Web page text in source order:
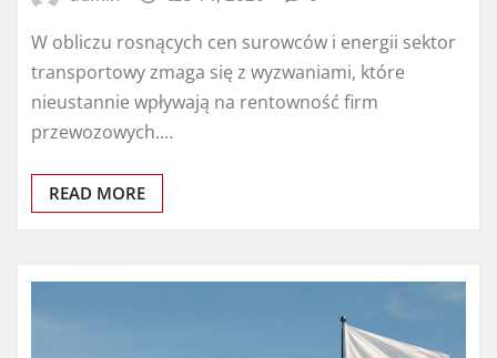
W obliczu rosnących cen surowców i energii sektor
transportowy zmaga się z wyzwaniami, które
nieustannie wpływają na rentowność firm
przewozowych.…
READ MORE